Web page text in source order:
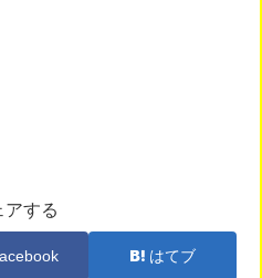
アする
はてブ